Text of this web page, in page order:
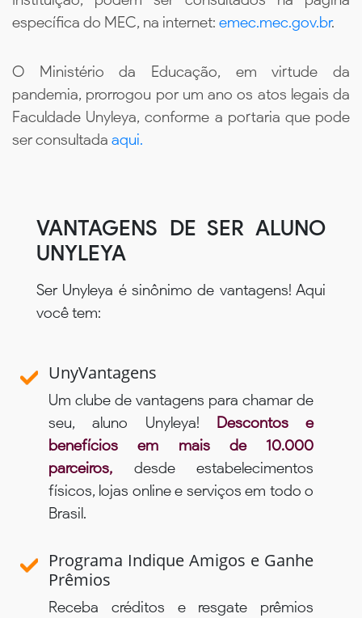
específica do MEC, na internet: emec.mec.gov.br.
O Ministério da Educação, em virtude da
pandemia, prorrogou por um ano os atos legais da
Faculdade Unyleya, conforme a portaria que pode
ser consultada aqui.
VANTAGENS DE SER ALUNO
UNYLEYA
Ser Unyleya é sinônimo de vantagens! Aqui
você tem:
UnyVantagens
Um clube de vantagens para chamar de
seu, aluno Unyleya! Descontos e
benefícios em mais de 10.000
parceiros, desde estabelecimentos
físicos, lojas online e serviços em todo o
Brasil.
Programa Indique Amigos e Ganhe
Prêmios
Receba créditos e resgate prêmios